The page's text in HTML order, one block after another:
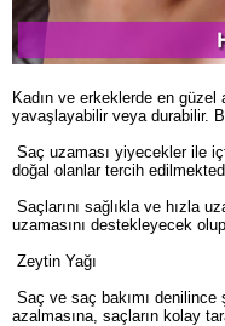
Kadın ve erkeklerde en
yavaşlayabilir veya durabilir.
Saç uzaması yiyecekler ile
doğal olanlar tercih
Saçlarını sağlıkla ve hızla
uzamasını destekleyecek
Zeytin Yağı
Saç ve saç bakımı
azalmasına, saçların kolay